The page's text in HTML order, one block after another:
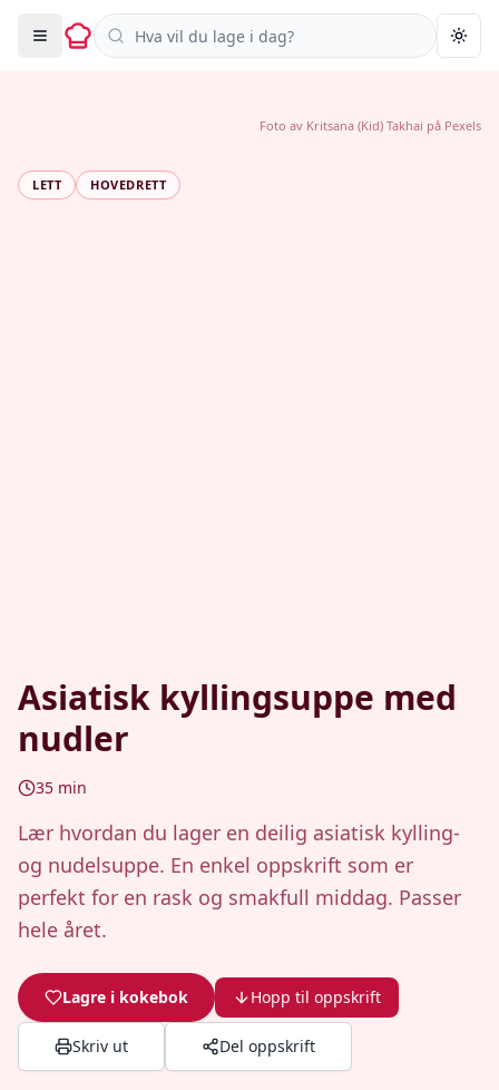
Søk i oppskrifter
LETT HOVEDRETT
Asiatisk kyllingsuppe med
nudler
35 min
Lær hvordan du lager en deilig asiatisk kylling-
og nudelsuppe. En enkel oppskrift som er
perfekt for en rask og smakfull middag. Passer
hele året.
Lagre i kokebok Hopp til oppskrift
Skriv ut Del oppskrift
Foto av Kritsana (Kid) Takhai på Pexels